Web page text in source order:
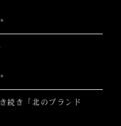
続き「北のブランド